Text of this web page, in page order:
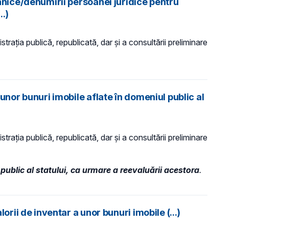
publică, republicată, dar și a consultării preliminare
bunuri imobile aflate în domeniul public al
publică, republicată, dar și a consultării preliminare
al statului, ca urmare a reevaluării acestora.
de inventar a unor bunuri imobile (...)